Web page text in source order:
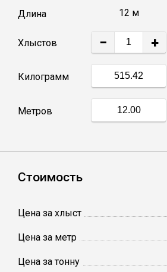
Труба профильная
Катанка
Полоса
Длина 12 м
Хлыстов − +
Килограмм
Метров
Стоимость
Цена за хлыст
Цена за метр
Цена за тонну